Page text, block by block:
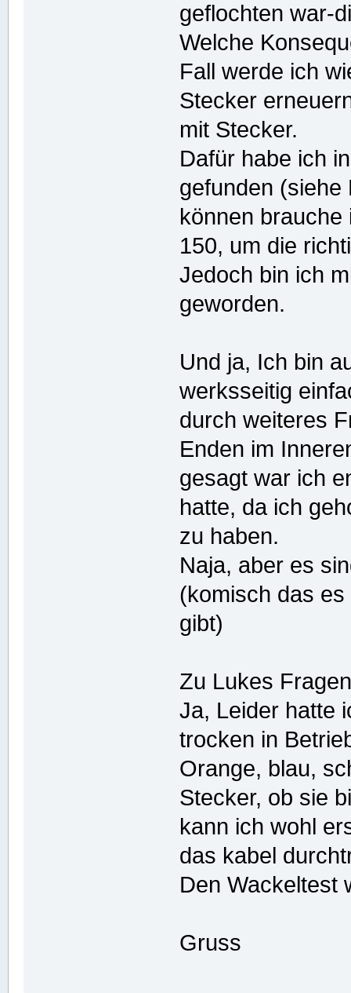
geflochten war-
Welche
Fall werde ich
Stecker
mit Stecker.
Dafür habe ich
gefunden
können
150, um die
Jedoch bin ich
geworden.
Und ja, Ich bin
werksseitig
durch weiteres
Enden im
gesagt war ich
hatte, da ich
zu haben.
Naja, aber es
(komisch das
gibt)
Zu Lukes
Ja, Leider hatte
trocken in
Orange, blau,
Stecker, ob sie
kann ich wohl
das kabel
Den Wackeltest
Gruss